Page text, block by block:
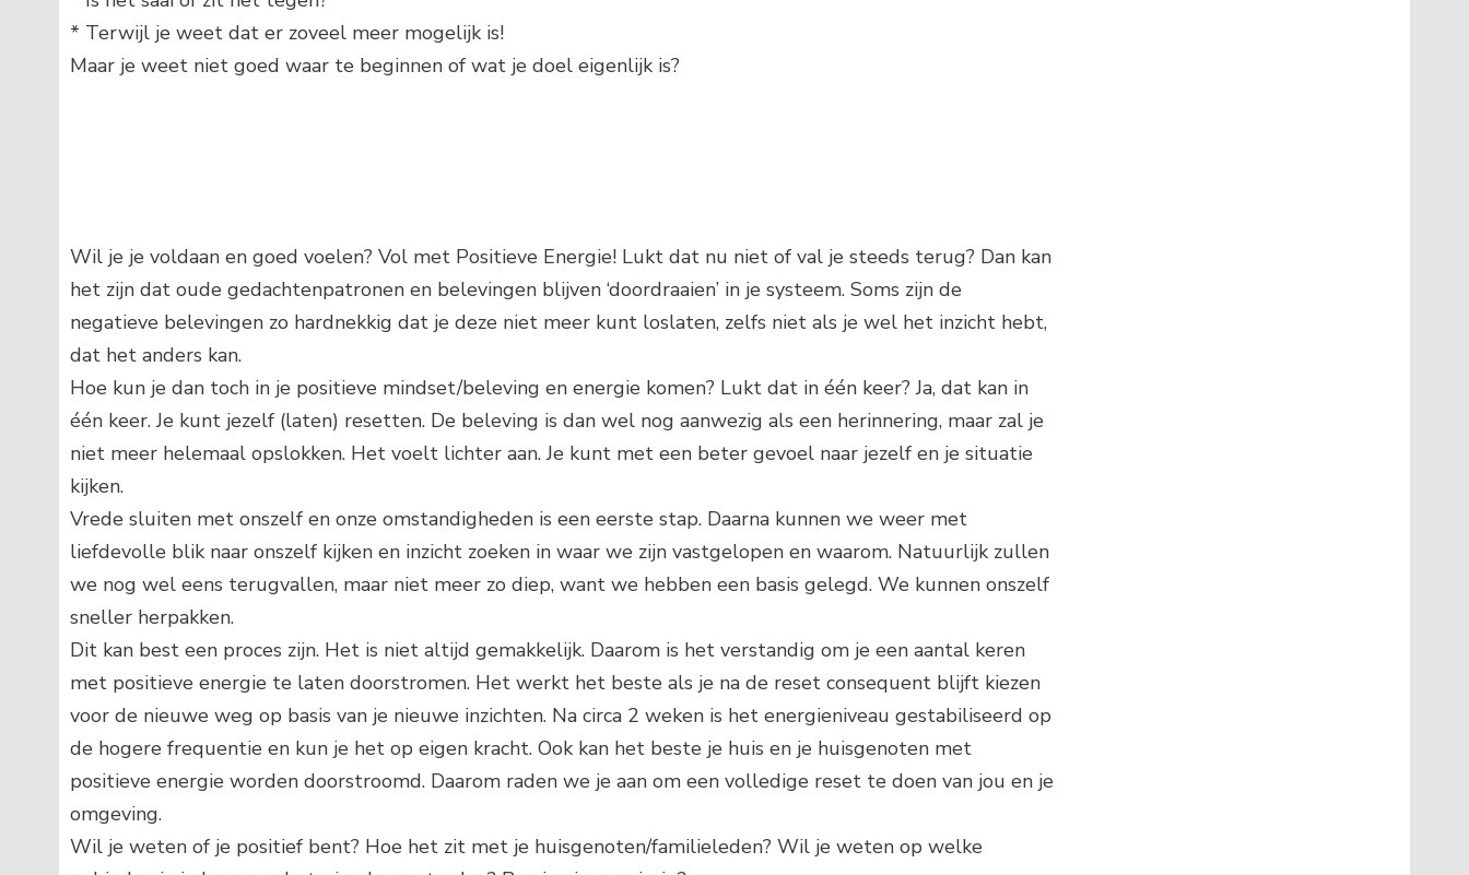
* Terwijl je weet dat er zoveel meer mogelijk is!
Maar je weet niet goed waar te beginnen of wat je doel eigenlijk is?
Wil je je voldaan en goed voelen? Vol met Positieve Energie! Lukt dat nu niet of val je steeds terug? Dan kan
het zijn dat oude gedachtenpatronen en belevingen blijven ‘doordraaien’ in je systeem. Soms zijn de
negatieve belevingen zo hardnekkig dat je deze niet meer kunt loslaten, zelfs niet als je wel het inzicht hebt,
dat het anders kan.
Hoe kun je dan toch in je positieve mindset/beleving en energie komen? Lukt dat in één keer? Ja, dat kan in
één keer. Je kunt jezelf (laten) resetten. De beleving is dan wel nog aanwezig als een herinnering, maar zal je
niet meer helemaal opslokken. Het voelt lichter aan. Je kunt met een beter gevoel naar jezelf en je situatie
kijken.
Vrede sluiten met onszelf en onze omstandigheden is een eerste stap. Daarna kunnen we weer met
liefdevolle blik naar onszelf kijken en inzicht zoeken in waar we zijn vastgelopen en waarom. Natuurlijk zullen
we nog wel eens terugvallen, maar niet meer zo diep, want we hebben een basis gelegd. We kunnen onszelf
sneller herpakken.
Dit kan best een proces zijn. Het is niet altijd gemakkelijk. Daarom is het verstandig om je een aantal keren
met positieve energie te laten doorstromen. Het werkt het beste als je na de reset consequent blijft kiezen
voor de nieuwe weg op basis van je nieuwe inzichten. Na circa 2 weken is het energieniveau gestabiliseerd op
de hogere frequentie en kun je het op eigen kracht. Ook kan het beste je huis en je huisgenoten met
positieve energie worden doorstroomd. Daarom raden we je aan om een volledige reset te doen van jou en je
omgeving.
Wil je weten of je positief bent? Hoe het zit met je huisgenoten/familieleden? Wil je weten op welke